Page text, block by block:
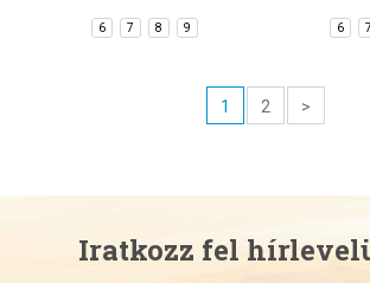
6 7 8 9 6 7
1 2 >
Iratkozz fel